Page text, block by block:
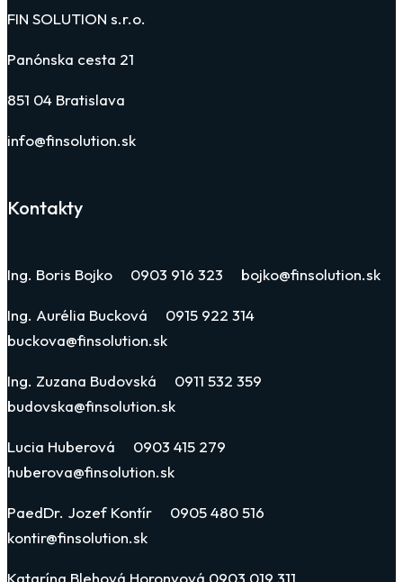
FIN SOLUTION s.r.o.
Panónska cesta 21
851 04 Bratislava
info@finsolution.sk
Kontakty
Ing. Boris Bojko 0903 916 323 bojko@finsolution.sk
Ing. Aurélia Bucková 0915 922 314
buckova@finsolution.sk
Ing. Zuzana Budovská 0911 532 359
budovska@finsolution.sk
Lucia Huberová 0903 415 279
huberova@finsolution.sk
PaedDr. Jozef Kontír 0905 480 516
kontir@finsolution.sk
Katarína Blehová Horonyová 0903 019 311